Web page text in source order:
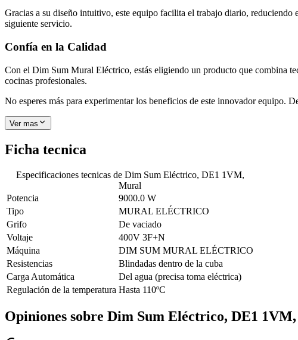
Gracias a su diseño intuitivo, este equipo facilita el trabajo diario,
siguiente servicio.
Confía en la Calidad
Con el Dim Sum Mural Eléctrico, estás eligiendo un producto que combina
cocinas profesionales.
No esperes más para experimentar los beneficios de este innovador
Ver mas
Ficha tecnica
Especificaciones tecnicas de Dim Sum Eléctrico, DE1 1VM,
Mural
Potencia
9000.0 W
Tipo
MURAL ELÉCTRICO
Grifo
De vaciado
Voltaje
400V 3F+N
Máquina
DIM SUM MURAL ELÉCTRICO
Resistencias
Blindadas dentro de la cuba
Carga Automática
Del agua (precisa toma eléctrica)
Regulación de la temperatura Hasta 110ºC
Opiniones sobre Dim Sum Eléctrico, DE1